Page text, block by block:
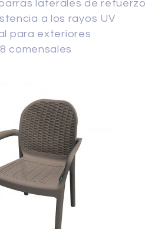
laterales de refuerzo
a los rayos UV
para exteriores
8 comensales